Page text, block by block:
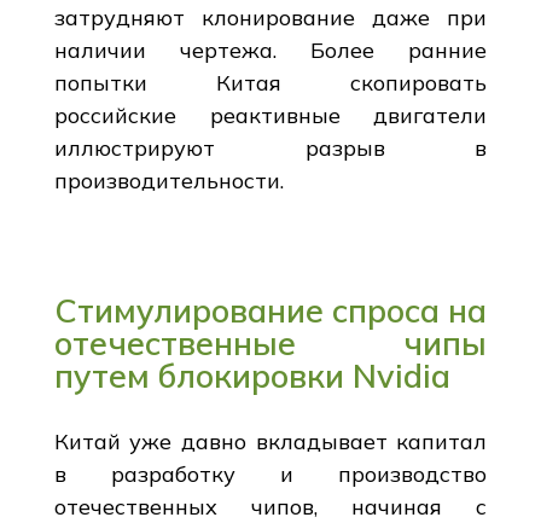
затрудняют клонирование даже при
наличии чертежа. Более ранние
попытки Китая скопировать
российские реактивные двигатели
иллюстрируют разрыв в
производительности.
Стимулирование спроса на
отечественные чипы
путем блокировки Nvidia
Китай уже давно вкладывает капитал
в разработку и производство
отечественных чипов, начиная с